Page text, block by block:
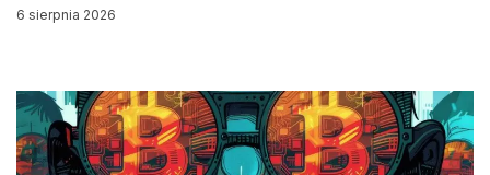
6 sierpnia 2026